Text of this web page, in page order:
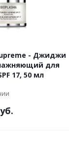
- Джиджи
для
17, 50 мл